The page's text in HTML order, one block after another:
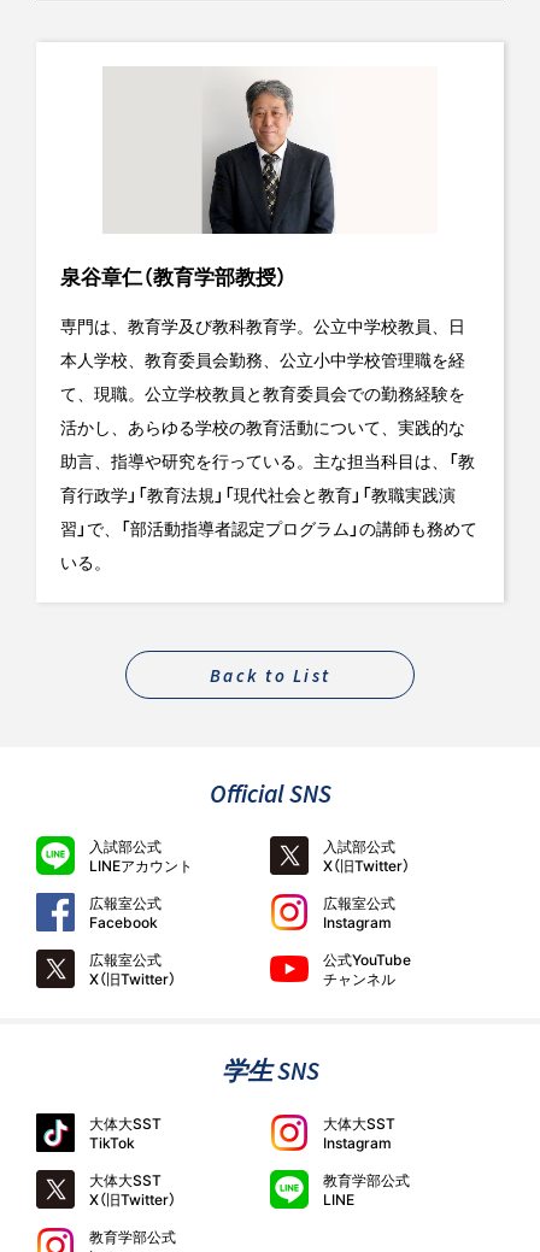
泉谷章仁（教育学部教授）
専門は、教育学及び教科教育学。公立中学校教員、日
本人学校、教育委員会勤務、公立小中学校管理職を経
て、現職。公立学校教員と教育委員会での勤務経験を
活かし、あらゆる学校の教育活動について、実践的な
助言、指導や研究を行っている。主な担当科目は、「教
育行政学」「教育法規」「現代社会と教育」「教職実践演
習」で、「部活動指導者認定プログラム」の講師も務めて
いる。
Back to List
Official SNS
入試部公式
LINEアカウント
入試部公式
X（旧Twitter）
広報室公式
Facebook
広報室公式
Instagram
広報室公式
X（旧Twitter）
公式YouTube
チャンネル
学生 SNS
大体大SST
TikTok
大体大SST
Instagram
大体大SST
X（旧Twitter）
教育学部公式
LINE
教育学部公式